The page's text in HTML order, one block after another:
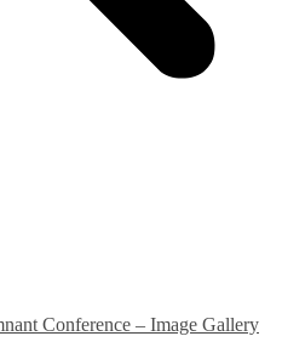
Conference – Image Gallery